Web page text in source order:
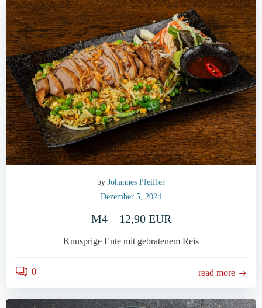
by Johannes Pfeiffer
Dezember 5, 2024
M4 – 12,90 EUR
Knusprige Ente mit gebratenem Reis
0 read more